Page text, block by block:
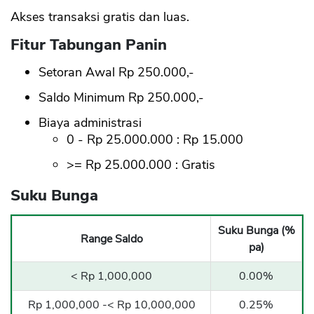
Akses transaksi gratis dan luas.
Fitur Tabungan Panin
Setoran Awal Rp 250.000,-
Saldo Minimum Rp 250.000,-
Biaya administrasi
0 - Rp 25.000.000 : Rp 15.000
>= Rp 25.000.000 : Gratis
Suku Bunga
Range Saldo
Suku Bunga (%
pa)
< Rp 1,000,000
0.00%
Rp 1,000,000 -< Rp 10,000,000
0.25%